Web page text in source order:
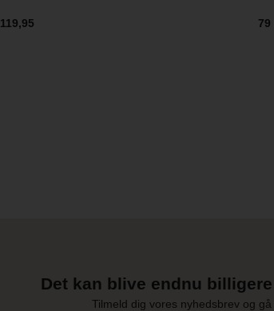
119,95 79
Det kan blive endnu
Tilmeld dig vores nyhedsbrev og